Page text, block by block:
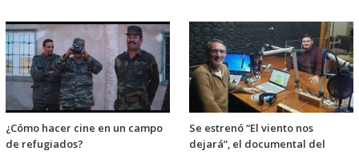
¿Cómo hacer cine en un campo
de refugiados?
Se estrenó “El viento nos
dejará”, el documental del